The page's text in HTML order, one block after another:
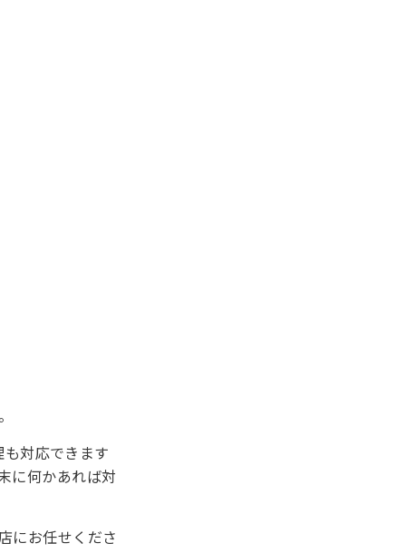
対応できます
に何かあれば対
にお任せくださ